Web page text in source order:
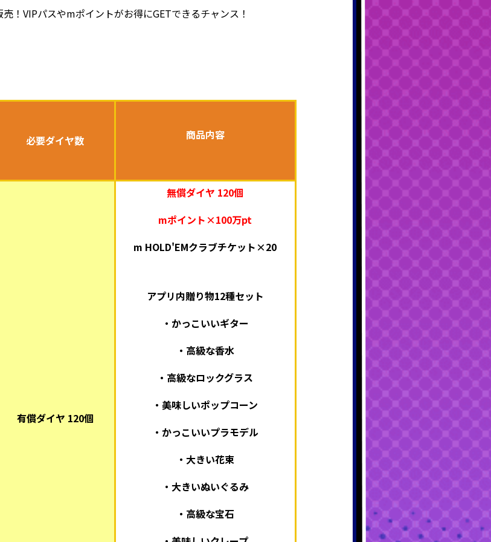
！VIPパスやmポイントがお得にGETできるチャンス！
必要ダイヤ数 商品内容
有償ダイヤ 120個
無償ダイヤ 120個
mポイント×100万pt
m HOLD'EMクラブチケット×20
アプリ内贈り物12種セット
・かっこいいギター
・高級な香水
・高級なロックグラス
・美味しいポップコーン
・かっこいいプラモデル
・大きい花束
・大きいぬいぐるみ
・高級な宝石